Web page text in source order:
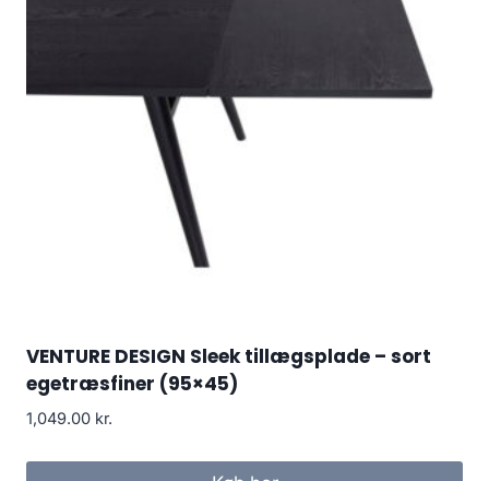
VENTURE DESIGN Sleek tillægsplade – sort
egetræsfiner (95×45)
1,049.00 kr.